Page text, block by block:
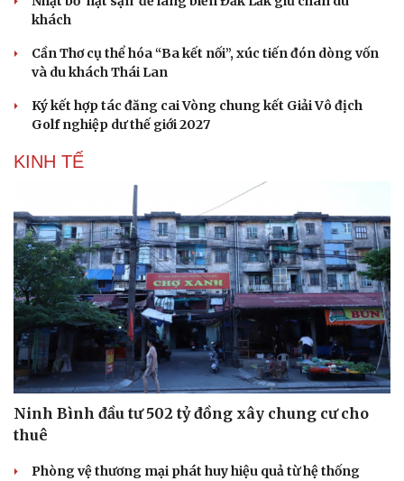
khách
Cần Thơ cụ thể hóa “Ba kết nối”, xúc tiến đón dòng vốn
và du khách Thái Lan
Ký kết hợp tác đăng cai Vòng chung kết Giải Vô địch
Golf nghiệp dư thế giới 2027
KINH TẾ
Ninh Bình đầu tư 502 tỷ đồng xây chung cư cho
thuê
Phòng vệ thương mại phát huy hiệu quả từ hệ thống